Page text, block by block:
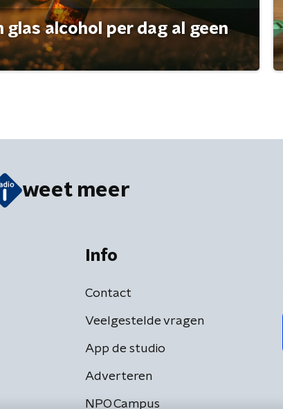
glas alcohol per dag al geen
weet meer
Info
Contact
Veelgestelde vragen
App de studio
Adverteren
NPO Campus